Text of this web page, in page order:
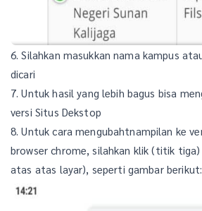
6. Silahkan masukkan nama kampus
dicari
7. Untuk hasil yang lebih bagus bisa
versi Situs Dekstop
8. Untuk cara mengubahtnampilan ke
browser chrome, silahkan klik (titik
atas atas layar), seperti gambar berikut: